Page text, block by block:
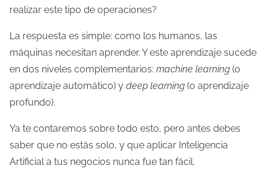
realizar este tipo de operaciones?
La respuesta es simple: como los humanos, las
máquinas necesitan aprender. Y este aprendizaje sucede
en dos niveles complementarios: machine learning (o
aprendizaje automático) y deep learning (o aprendizaje
profundo).
Ya te contaremos sobre todo esto, pero antes debes
saber que no estás solo, y que aplicar Inteligencia
Artificial a tus negocios nunca fue tan fácil.